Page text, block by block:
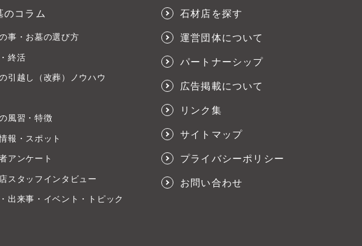
のコラム
事・お墓の選び方
終活
引越し（改葬）ノウハウ
風習・特徴
報・スポット
アンケート
スタッフインタビュー
出来事・イベント・トピック
石材店を探す
運営団体について
パートナーシップ
広告掲載について
リンク集
サイトマップ
プライバシーポリシー
お問い合わせ